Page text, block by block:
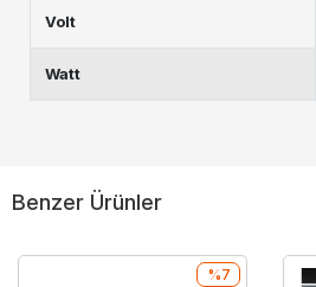
Volt
Watt
Benzer Ürünler
%7